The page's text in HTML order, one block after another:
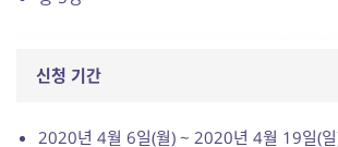
신청 기간
2020년 4월 6일(월) ~ 2020년 4월 19일(